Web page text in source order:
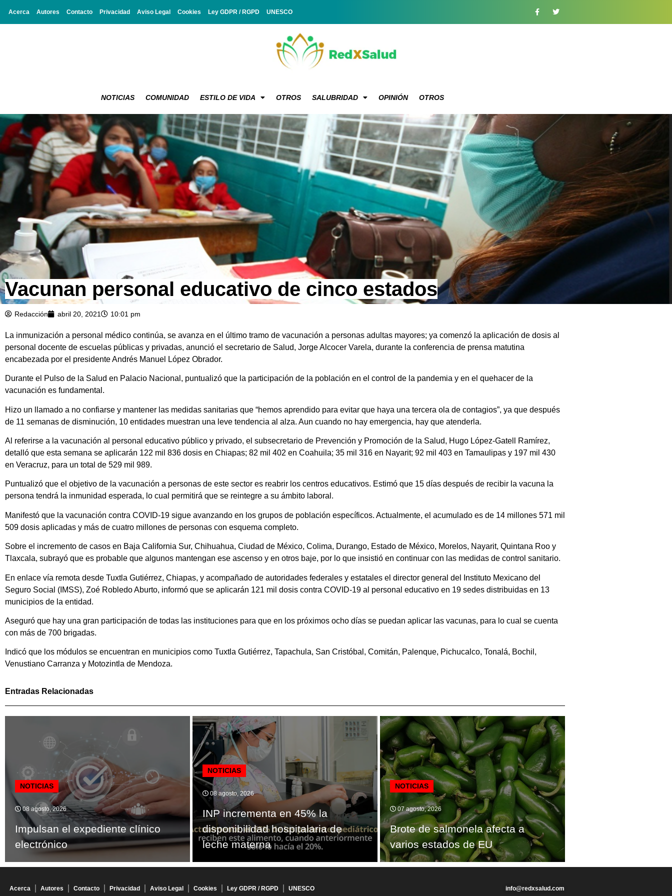
Acerca Autores Contacto Privacidad Aviso Legal Cookies Ley GDPR / RGPD UNESCO
NOTICIAS COMUNIDAD ESTILO DE VIDA OTROS SALUBRIDAD OPINIÓN OTROS
Vacunan personal educativo de cinco estados
Redacción abril 20, 2021 10:01 pm
La inmunización a personal médico continúa, se avanza en el último tramo de vacunación a personas adultas mayores; ya comenzó la aplicación de dosis al
personal docente de escuelas públicas y privadas, anunció el secretario de Salud, Jorge Alcocer Varela, durante la conferencia de prensa matutina
encabezada por el presidente Andrés Manuel López Obrador.
Durante el Pulso de la Salud en Palacio Nacional, puntualizó que la participación de la población en el control de la pandemia y en el quehacer de la
vacunación es fundamental.
Hizo un llamado a no confiarse y mantener las medidas sanitarias que “hemos aprendido para evitar que haya una tercera ola de contagios”, ya que después
de 11 semanas de disminución, 10 entidades muestran una leve tendencia al alza. Aun cuando no hay emergencia, hay que atenderla.
Al referirse a la vacunación al personal educativo público y privado, el subsecretario de Prevención y Promoción de la Salud, Hugo López-Gatell Ramírez,
detalló que esta semana se aplicarán 122 mil 836 dosis en Chiapas; 82 mil 402 en Coahuila; 35 mil 316 en Nayarit; 92 mil 403 en Tamaulipas y 197 mil 430
en Veracruz, para un total de 529 mil 989.
Puntualizó que el objetivo de la vacunación a personas de este sector es reabrir los centros educativos. Estimó que 15 días después de recibir la vacuna la
persona tendrá la inmunidad esperada, lo cual permitirá que se reintegre a su ámbito laboral.
Manifestó que la vacunación contra COVID-19 sigue avanzando en los grupos de población específicos. Actualmente, el acumulado es de 14 millones 571 mil
509 dosis aplicadas y más de cuatro millones de personas con esquema completo.
Sobre el incremento de casos en Baja California Sur, Chihuahua, Ciudad de México, Colima, Durango, Estado de México, Morelos, Nayarit, Quintana Roo y
Tlaxcala, subrayó que es probable que algunos mantengan ese ascenso y en otros baje, por lo que insistió en continuar con las medidas de control sanitario.
En enlace vía remota desde Tuxtla Gutiérrez, Chiapas, y acompañado de autoridades federales y estatales el director general del Instituto Mexicano del
Seguro Social (IMSS), Zoé Robledo Aburto, informó que se aplicarán 121 mil dosis contra COVID-19 al personal educativo en 19 sedes distribuidas en 13
municipios de la entidad.
Aseguró que hay una gran participación de todas las instituciones para que en los próximos ocho días se puedan aplicar las vacunas, para lo cual se cuenta
con más de 700 brigadas.
Indicó que los módulos se encuentran en municipios como Tuxtla Gutiérrez, Tapachula, San Cristóbal, Comitán, Palenque, Pichucalco, Tonalá, Bochil,
Venustiano Carranza y Motozintla de Mendoza.
Entradas Relacionadas
NOTICIAS
08 agosto, 2026
Impulsan el expediente clínico
electrónico
NOTICIAS
08 agosto, 2026
INP incrementa en 45% la
disponibilidad hospitalaria de
leche materna
NOTICIAS
07 agosto, 2026
Brote de salmonela afecta a
varios estados de EU
Acerca Autores Contacto Privacidad Aviso Legal Cookies Ley GDPR / RGPD UNESCO info@redxsalud.com